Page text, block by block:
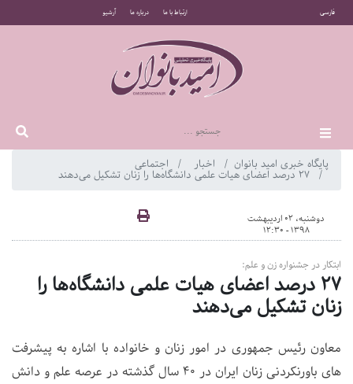
فارسی ارتباط با ما درباره ما آرشیو
پایگاه خبری امید بانوان اخبار اجتماعی
دوشنبه، 02 اردیبهشت
1398 - 12:30
ابتکار در جشنواره زن و علم:
27 درصد اعضای هیات علمی دانشگاه‌ها را
زنان تشکیل می‌دهند
معاون رئیس جمهوری در امور زنان و خانواده با اشاره به پیشرفت
های باورنکردنی زنان ایران در 40 سال گذشته در عرصه علم و دانش